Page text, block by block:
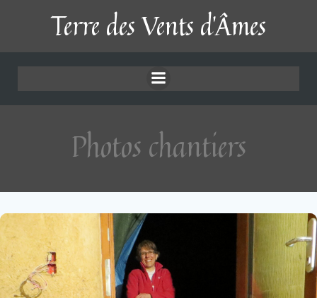
au
contenu
Terre des Vents d'Âmes
Photos chantiers
Photos chantiers